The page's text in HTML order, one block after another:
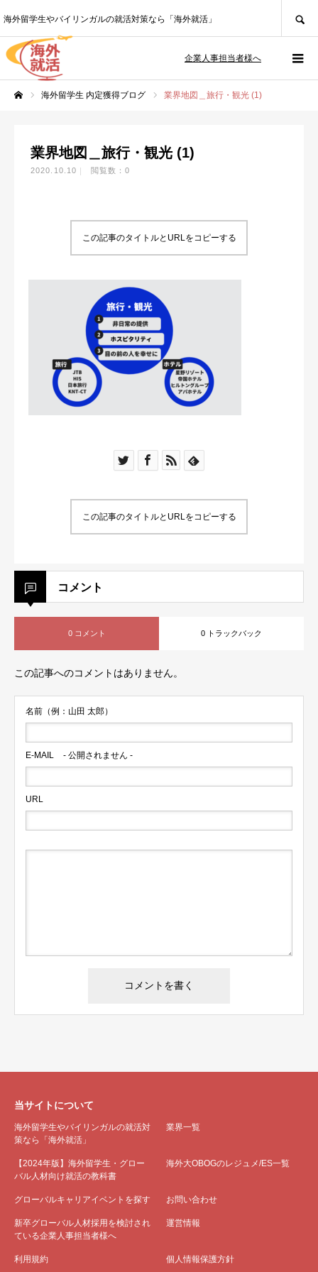
海外留学生やバイリンガルの就活対策なら「海外就活」
企業人事担当者様へ
海外留学生 内定獲得ブログ 業界地図＿旅行・観光 (1)
業界地図＿旅行・観光 (1)
2020.10.10 閲覧数：0
この記事のタイトルとURLをコピーする
この記事のタイトルとURLをコピーする
コメント
0 コメント 0 トラックバック
この記事へのコメントはありません。
名前（例：山田 太郎）
E-MAIL - 公開されません -
URL
当サイトについて
海外留学生やバイリンガルの就活対
策なら「海外就活」
業界一覧
【2024年版】海外留学生・グロー
バル人材向け就活の教科書
海外大OBOGのレジュメ/ES一覧
グローバルキャリアイベントを探す お問い合わせ
新卒グローバル人材採用を検討され
ている企業人事担当者様へ
運営情報
利用規約 個人情報保護方針